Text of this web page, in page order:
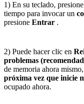
1) En su teclado,
tiempo para invocar un
presione Entrar .
2) Puede hacer clic en
problemas
de memoria ahora
próxima vez que inicie
ocupado ahora.